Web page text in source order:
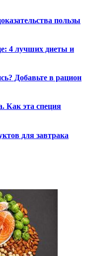
пользы
4 лучших диеты и
Добавьте в рацион
Как эта специя
для завтрака